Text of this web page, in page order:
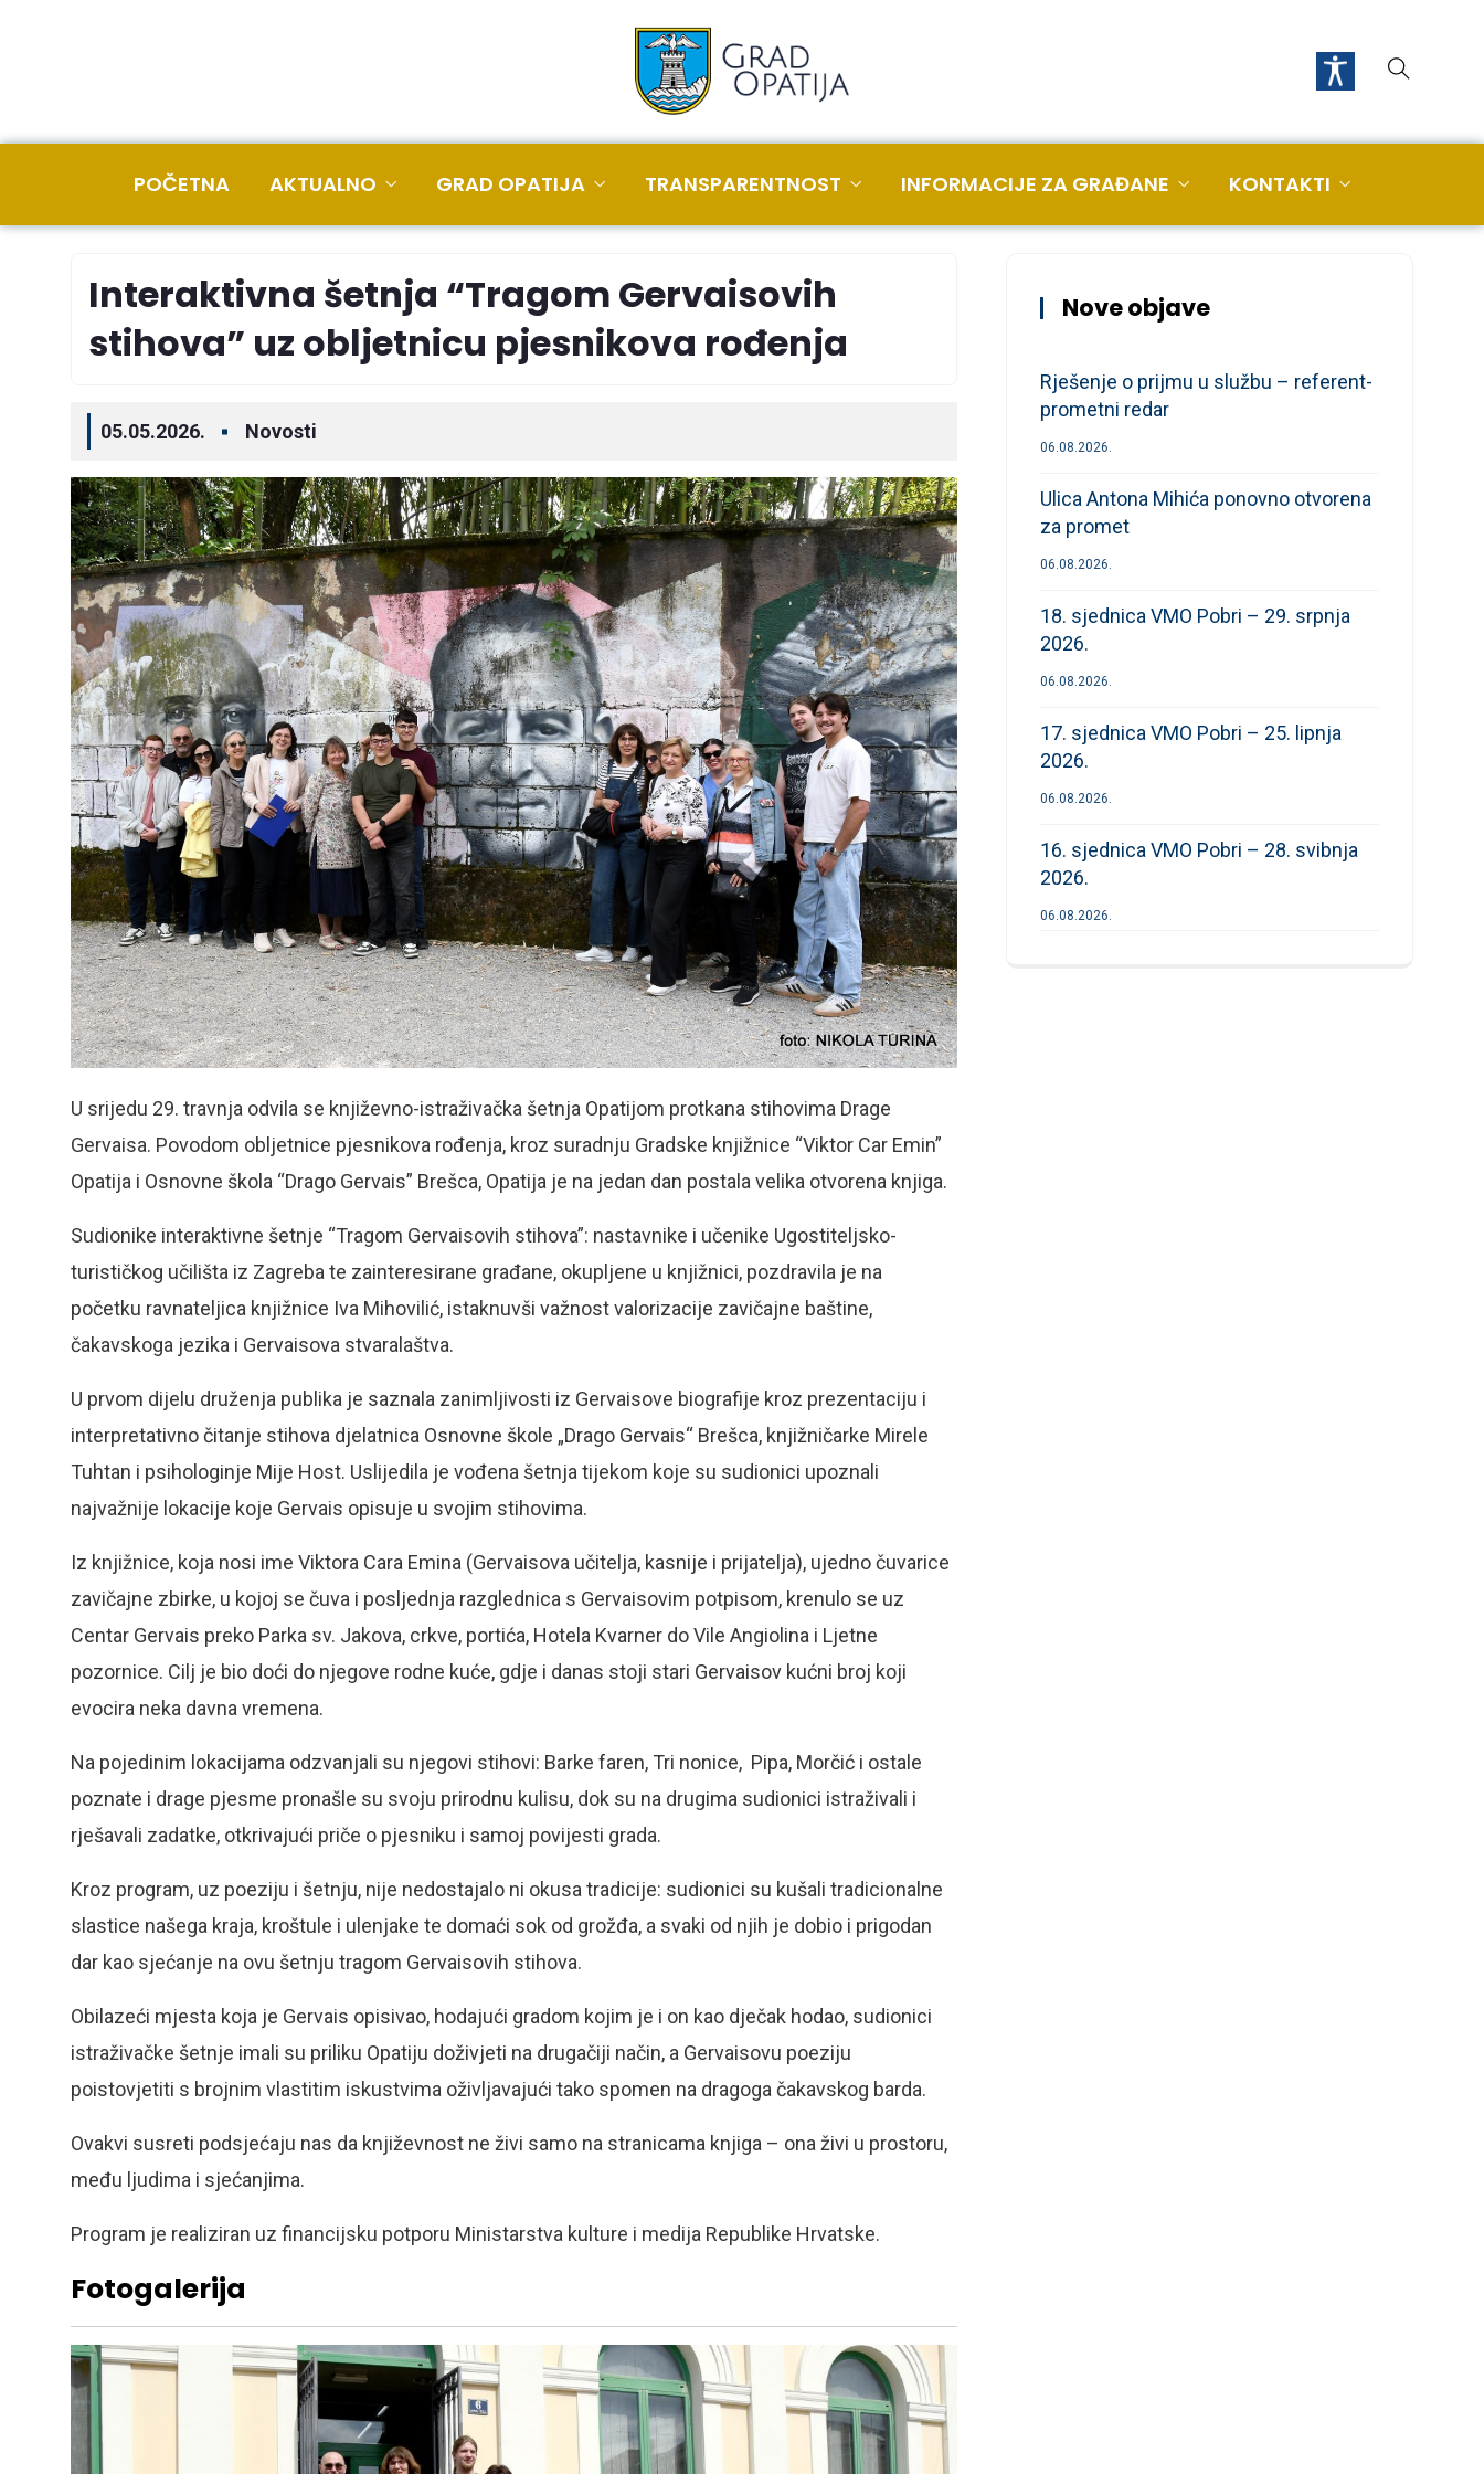
POČETNA AKTUALNO GRAD OPATIJA TRANSPARENTNOST INFORMACIJE ZA GRAĐANE KONTAKTI
Interaktivna šetnja “Tragom Gervaisovih
stihova” uz obljetnicu pjesnikova rođenja
05.05.2026. Novosti
U srijedu 29. travnja odvila se književno-istraživačka šetnja Opatijom protkana stihovima Drage
Gervaisa. Povodom obljetnice pjesnikova rođenja, kroz suradnju Gradske knjižnice “Viktor Car Emin”
Opatija i Osnovne škola “Drago Gervais” Brešca, Opatija je na jedan dan postala velika otvorena knjiga.
Sudionike interaktivne šetnje “Tragom Gervaisovih stihova”: nastavnike i učenike Ugostiteljsko-
turističkog učilišta iz Zagreba te zainteresirane građane, okupljene u knjižnici, pozdravila je na
početku ravnateljica knjižnice Iva Mihovilić, istaknuvši važnost valorizacije zavičajne baštine,
čakavskoga jezika i Gervaisova stvaralaštva.
U prvom dijelu druženja publika je saznala zanimljivosti iz Gervaisove biografije kroz prezentaciju i
interpretativno čitanje stihova djelatnica Osnovne škole „Drago Gervais“ Brešca, knjižničarke Mirele
Tuhtan i psihologinje Mije Host. Uslijedila je vođena šetnja tijekom koje su sudionici upoznali
najvažnije lokacije koje Gervais opisuje u svojim stihovima.
Iz knjižnice, koja nosi ime Viktora Cara Emina (Gervaisova učitelja, kasnije i prijatelja), ujedno čuvarice
zavičajne zbirke, u kojoj se čuva i posljednja razglednica s Gervaisovim potpisom, krenulo se uz
Centar Gervais preko Parka sv. Jakova, crkve, portića, Hotela Kvarner do Vile Angiolina i Ljetne
pozornice. Cilj je bio doći do njegove rodne kuće, gdje i danas stoji stari Gervaisov kućni broj koji
evocira neka davna vremena.
Na pojedinim lokacijama odzvanjali su njegovi stihovi: Barke faren, Tri nonice, Pipa, Morčić i ostale
poznate i drage pjesme pronašle su svoju prirodnu kulisu, dok su na drugima sudionici istraživali i
rješavali zadatke, otkrivajući priče o pjesniku i samoj povijesti grada.
Kroz program, uz poeziju i šetnju, nije nedostajalo ni okusa tradicije: sudionici su kušali tradicionalne
slastice našega kraja, kroštule i ulenjake te domaći sok od grožđa, a svaki od njih je dobio i prigodan
dar kao sjećanje na ovu šetnju tragom Gervaisovih stihova.
Obilazeći mjesta koja je Gervais opisivao, hodajući gradom kojim je i on kao dječak hodao, sudionici
istraživačke šetnje imali su priliku Opatiju doživjeti na drugačiji način, a Gervaisovu poeziju
poistovjetiti s brojnim vlastitim iskustvima oživljavajući tako spomen na dragoga čakavskog barda.
Ovakvi susreti podsjećaju nas da književnost ne živi samo na stranicama knjiga – ona živi u prostoru,
među ljudima i sjećanjima.
Program je realiziran uz financijsku potporu Ministarstva kulture i medija Republike Hrvatske.
Fotogalerija
Nove objave
Rješenje o prijmu u službu – referent-
prometni redar
06.08.2026.
Ulica Antona Mihića ponovno otvorena
za promet
06.08.2026.
18. sjednica VMO Pobri – 29. srpnja
2026.
06.08.2026.
17. sjednica VMO Pobri – 25. lipnja
2026.
06.08.2026.
16. sjednica VMO Pobri – 28. svibnja
2026.
06.08.2026.